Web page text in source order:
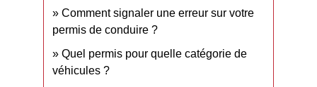
Comment signaler une erreur sur votre
permis de conduire ?
Quel permis pour quelle catégorie de
véhicules ?